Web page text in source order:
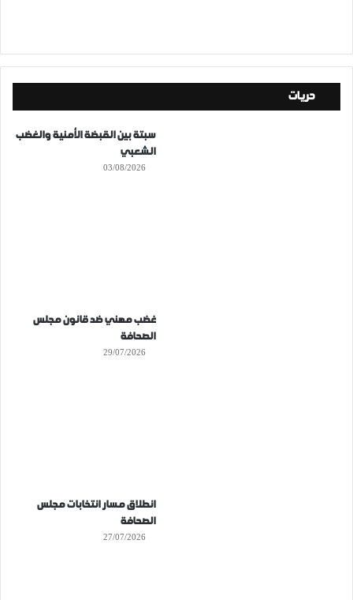
حريات
سبتة بين القبضة الأمنية والغضب
الشعبي
03/08/2026
غضب مهني ضد قانون مجلس
الصحافة
29/07/2026
انطلاق مسار انتخابات مجلس
الصحافة
27/07/2026